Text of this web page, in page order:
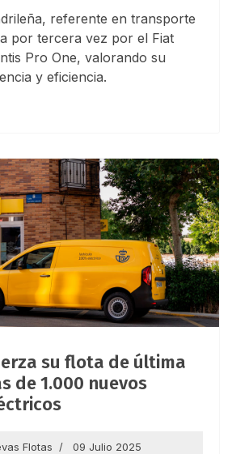
referente en transporte
por tercera vez por el Fiat
Pro One, valorando su
y eficiencia.
su flota de última
de 1.000 nuevos
Flotas
09 Julio 2025